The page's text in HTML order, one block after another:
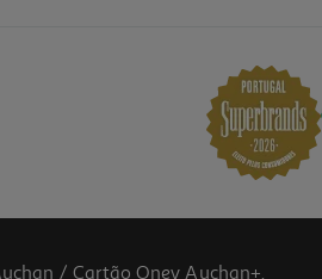
/ Cartão Oney Auchan+.